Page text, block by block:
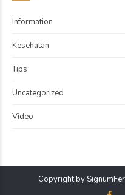
Information
Kesehatan
Tips
Uncategorized
Video
Copyright by